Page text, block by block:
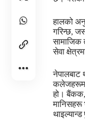
हालको
गरिन्छ,
सामाजिक
सेवा
नेपालबाट
कलेजहरूमा
हो। बैंकक,
मानिसहरू